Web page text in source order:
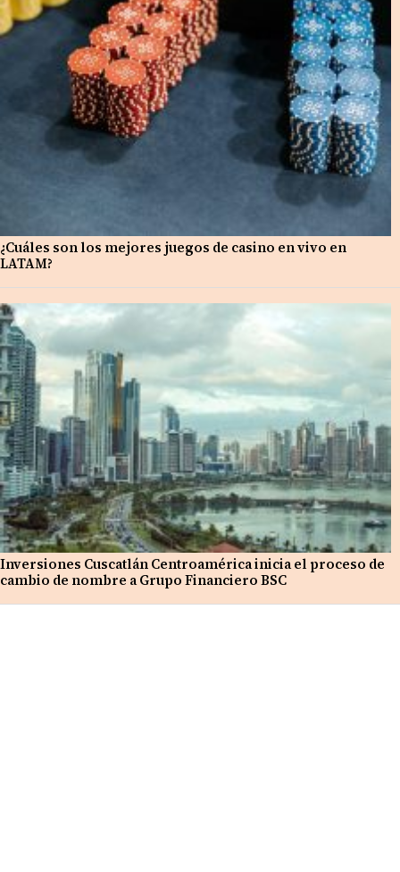
¿Cuáles son los mejores juegos de casino en vivo en
LATAM?
Inversiones Cuscatlán Centroamérica inicia el proceso de
cambio de nombre a Grupo Financiero BSC